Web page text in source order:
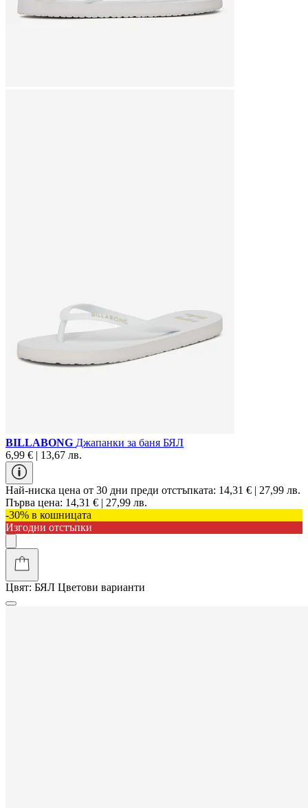
BILLABONG Джапанки за баня БЯЛ
6,99 € | 13,67 лв.
Най-ниска цена от 30 дни преди отстъпката: 14,31 € | 27,99 лв.
Първа цена: 14,31 € | 27,99 лв.
-30% в кошницата
Изгодни отстъпки
Цвят: БЯЛ Цветови варианти